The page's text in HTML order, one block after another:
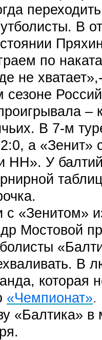
В
по
не
–
В 7-м
а «Зенит»
НН». У
с «Зенитом»
Мостовой
В
которая
«Чемпионат».
«Балтика» в